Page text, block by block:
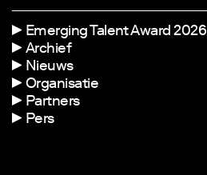
Emerging Talent Award 2026
Archief
Nieuws
Organisatie
Partners
Pers